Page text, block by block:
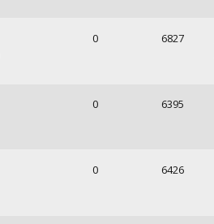
0 6827
0 6395
0 6426